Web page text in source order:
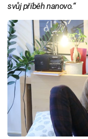
svůj příběh nanovo.“